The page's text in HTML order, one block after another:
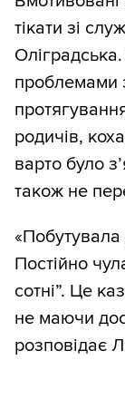
тікати зі
проблемами
родичів,
варто було
також не
«Побутувала
Постійно
сотні”. Це
не маючи
розповідає